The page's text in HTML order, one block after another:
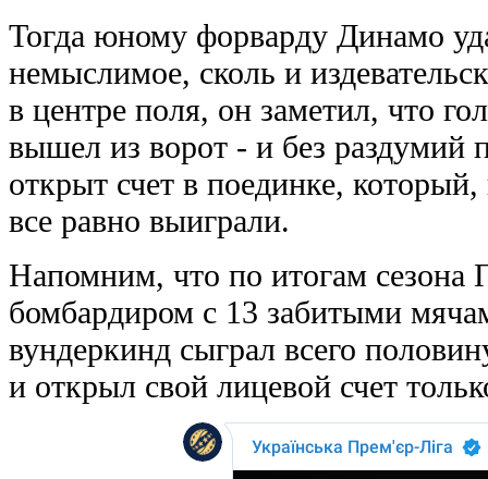
Тогда юному форварду Динамо
немыслимое, сколь и
в центре поля, он заметил, что
вышел из ворот - и без раздумий
открыт счет в поединке,
все равно выиграли.
Напомним, что по итогам сезона
бомбардиром с 13 забитыми
вундеркинд сыграл всего
и открыл свой лицевой счет